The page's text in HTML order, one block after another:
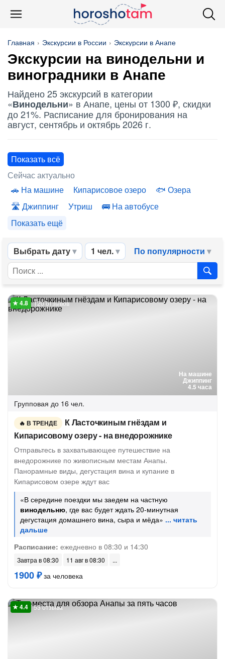
Главная Экскурсии в России Экскурсии в Анапе
Экскурсии на винодельни и
виноградники в Анапе
Найдено 25 экскурсий в категории
«Винодельни» в Анапе, цены от 1300 ₽, скидки
до 21%. Расписание для бронирования на
август, сентябрь и октябрь 2026 г.
Показать всё
Сейчас актуально
На машине
Кипарисовое озеро
Озера
Джиппинг
Утриш
На автобусе
Показать ещё
Выбрать дату 1 чел. По популярности
На машине
Джиппинг
4.5 часа
120 отзывов
Групповая до 16 чел.
В ТРЕНДЕ
К Ласточкиным гнёздам и
Кипарисовому озеру - на внедорожнике
Отправьтесь в захватывающее путешествие на
внедорожнике по живописным местам Анапы.
Панорамные виды, дегустация вина и купание в
Кипарисовом озере ждут вас
«В середине поездки мы заедем на частную
винодельню, где вас будет ждать 20-минутная
дегустация домашнего вина, сыра и мёда»
Расписание: ежедневно в 08:30 и 14:30
Завтра в 08:30 11 авг в 08:30
1900 ₽за человека
53 отзыва